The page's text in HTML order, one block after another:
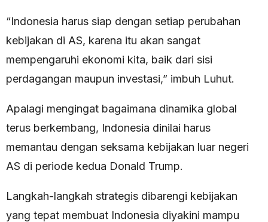
“Indonesia harus siap dengan setiap perubahan
kebijakan di AS, karena itu akan sangat
mempengaruhi ekonomi kita, baik dari sisi
perdagangan maupun investasi,” imbuh Luhut.
Apalagi mengingat bagaimana dinamika global
terus berkembang, Indonesia dinilai harus
memantau dengan seksama kebijakan luar negeri
AS di periode kedua Donald Trump.
Langkah-langkah strategis dibarengi kebijakan
yang tepat membuat Indonesia diyakini mampu